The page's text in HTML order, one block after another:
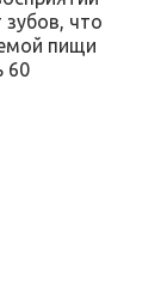
что
пищи
60